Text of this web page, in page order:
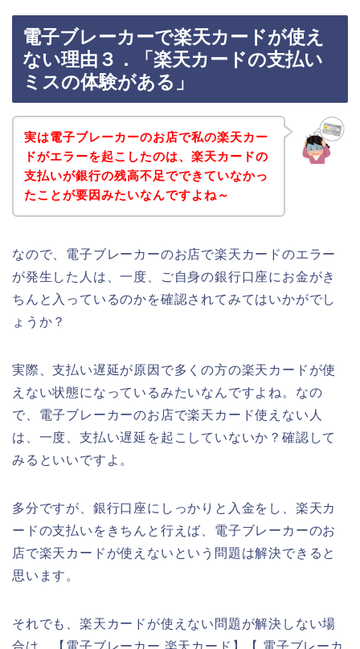
電子ブレーカーで楽天カードが使え
ない理由３．「楽天カードの支払い
ミスの体験がある」
実は電子ブレーカーのお店で私の楽天カー
ドがエラーを起こしたのは、楽天カードの
支払いが銀行の残高不足でできていなかっ
たことが要因みたいなんですよね～
なので、電子ブレーカーのお店で楽天カードのエラー
が発生した人は、一度、ご自身の銀行口座にお金がき
ちんと入っているのかを確認されてみてはいかがでし
ょうか？
実際、支払い遅延が原因で多くの方の楽天カードが使
えない状態になっているみたいなんですよね。なの
で、電子ブレーカーのお店で楽天カード使えない人
は、一度、支払い遅延を起こしていないか？確認して
みるといいですよ。
多分ですが、銀行口座にしっかりと入金をし、楽天カ
ードの支払いをきちんと行えば、電子ブレーカーのお
店で楽天カードが使えないという問題は解決できると
思います。
それでも、楽天カードが使えない問題が解決しない場
合は、【電子ブレーカー 楽天カード】【 電子ブレーカ